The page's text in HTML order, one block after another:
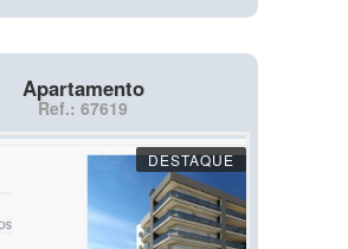
Apartamento
Ref.: 67619
DESTAQUE